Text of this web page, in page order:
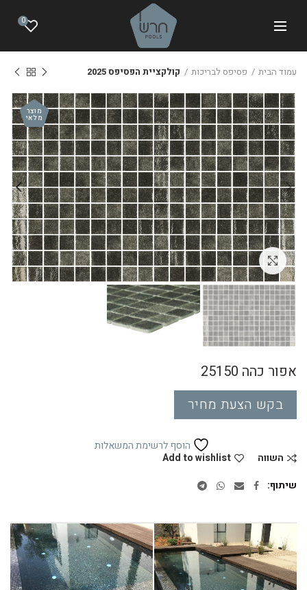
0
עמוד הבית פסיפס לבריכות קולקציית הפסיפס 2025
מוצר
מלאי
לחצו להגדלה
אפור כהה 25150
בקש הצעת מחיר
הוסף לרשימת המשאלות
השווה
Add to wishlist
שיתוף